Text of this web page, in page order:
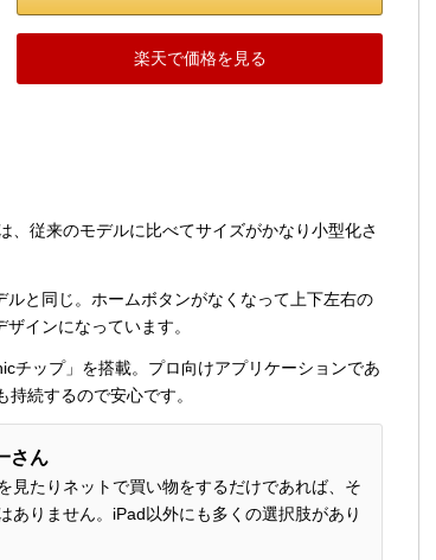
楽天で価格を見る
従来のモデルに比べてサイズがかなり小型化さ
と同じ。ホームボタンがなくなって上下左右の
インになっています。
チップ」を搭載。プロ向けアプリケーションであ
続するので安心です。
さん
見たりネットで買い物をするだけであれば、そ
ありません。iPad以外にも多くの選択肢があり